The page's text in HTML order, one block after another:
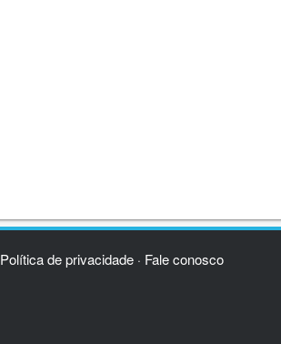
Política de privacidade· Fale conosco